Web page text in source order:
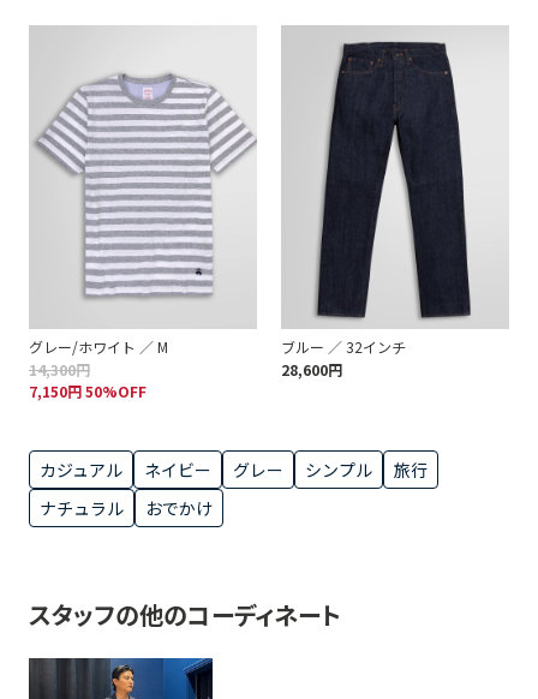
グレー/ホワイト ／ M
14,300円
7,150円 50%OFF
ブルー ／ 32インチ
28,600円
カジュアル ネイビー グレー シンプル
旅行
ナチュラル
おでかけ
スタッフの他のコーディネート